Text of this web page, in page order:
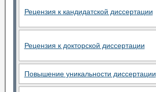
Рецензия к кандидатской диссертации
Рецензия к докторской диссертации
Повышение уникальности диссертации